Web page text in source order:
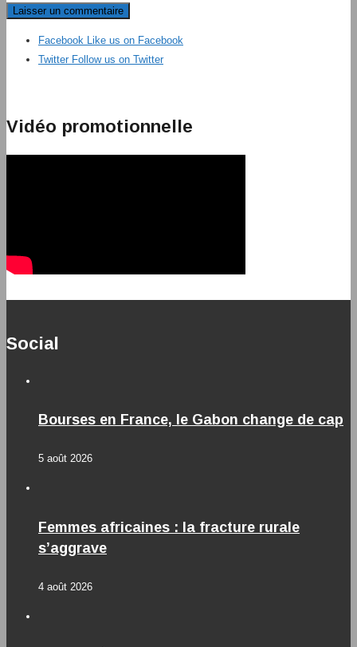
Facebook Like us on Facebook
Twitter Follow us on Twitter
Vidéo promotionnelle
Social
Bourses en France, le Gabon change de cap
5 août 2026
Femmes africaines : la fracture rurale
s’aggrave
4 août 2026